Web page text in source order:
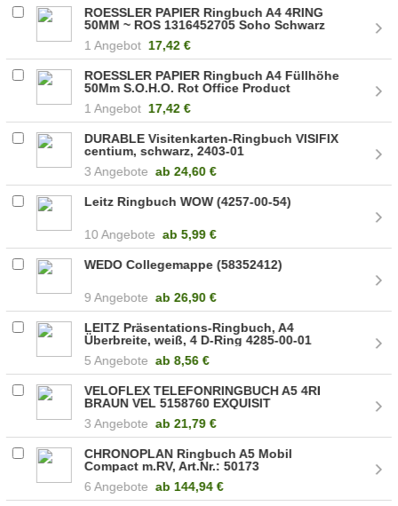
ROESSLER PAPIER Ringbuch A4 4RING
50MM ~ ROS 1316452705 Soho Schwarz
1 Angebot 17,42 €
ROESSLER PAPIER Ringbuch A4 Füllhöhe
50Mm S.O.H.O. Rot Office Product
1 Angebot 17,42 €
DURABLE Visitenkarten-Ringbuch VISIFIX
centium, schwarz, 2403-01
3 Angebote ab 24,60 €
Leitz Ringbuch WOW (4257-00-54)
10 Angebote ab 5,99 €
WEDO Collegemappe (58352412)
9 Angebote ab 26,90 €
LEITZ Präsentations-Ringbuch, A4
Überbreite, weiß, 4 D-Ring 4285-00-01
5 Angebote ab 8,56 €
VELOFLEX TELEFONRINGBUCH A5 4RI
BRAUN VEL 5158760 EXQUISIT
3 Angebote ab 21,79 €
CHRONOPLAN Ringbuch A5 Mobil
Compact m.RV, Art.Nr.: 50173
6 Angebote ab 144,94 €